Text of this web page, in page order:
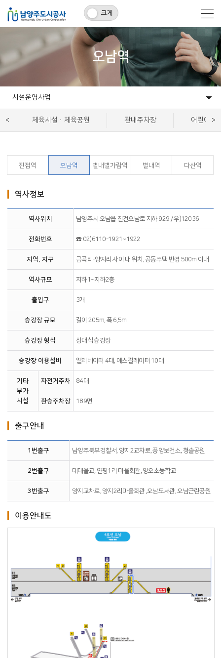
크게
오남역
시설운영사업
고객마당
알림마당
개발사업
시설운영사업
정보공유
공사소개체육시설ㆍ체육공원 관내주차장 어린이ㆍ
진접역 오남역 별내별가람역 별내역 다산역
역사정보
역사위치 남양주시 오남읍 진건오남로 지하 929 / 우)12036
전화번호 ☎ 02)6110-1921~1922
지역, 지구 금곡리-양지리 사이 내 위치, 공동주택 반경 500m 이내
역사규모 지하1~지하2층
출입구 3개
승강장 규모 길이 205m, 폭 6.5m
승강장 형식 상대식 승강장
승강장 이용설비 엘리베이터 4대, 에스컬레이터 10대
기타
부가
시설
자전거주차 84대
환승주차장 189면
출구안내
1번출구 남양주북부경찰서, 양지2교차로, 풍양보건소, 청솔공원
2번출구 대대울교, 연평1리 마을회관, 양오초등학교
3번출구 양지교차로, 양지2리마을회관 ,오남도서관, 오남근린공원
이용안내도